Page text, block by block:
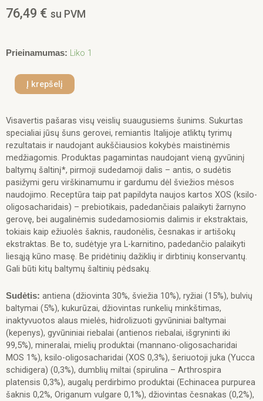
76,49 € su PVM
Prieinamumas: Liko 1
produkto
Monge
adult
(antiena,
ryžiai,
bulvės)
12kg
Į krepšelį
Visavertis pašaras visų veislių suaugusiems šunims. Sukurtas
specialiai jūsų šuns gerovei, remiantis Italijoje atliktų tyrimų
rezultatais ir naudojant aukščiausios kokybės maistinėmis
medžiagomis. Produktas pagamintas naudojant vieną gyvūninį
baltymų šaltinį*, pirmoji sudedamoji dalis – antis, o sudėtis
pasižymi geru virškinamumu ir gardumu dėl šviežios mėsos
naudojimo. Receptūra taip pat papildyta naujos kartos XOS (ksilo-
oligosacharidais) – prebiotikais, padedančiais palaikyti žarnyno
gerovę, bei augalinėmis sudedamosiomis dalimis ir ekstraktais,
tokiais kaip ežiuolės šaknis, raudonėlis, česnakas ir artišokų
ekstraktas. Be to, sudėtyje yra L-karnitino, padedančio palaikyti
liesąją kūno masę. Be pridėtinių dažiklių ir dirbtinių konservantų.
Gali būti kitų baltymų šaltinių pėdsakų.
Sudėtis: antiena (džiovinta 30%, šviežia 10%), ryžiai (15%), bulvių
baltymai (5%), kukurūzai, džiovintas runkelių minkštimas,
inaktyvuotos alaus mielės, hidrolizuoti gyvūniniai baltymai
(kepenys), gyvūniniai riebalai (antienos riebalai, išgryninti iki
99,5%), mineralai, mielių produktai (mannano-oligosacharidai
MOS 1%), ksilo-oligosacharidai (XOS 0,3%), šeriuotoji juka (Yucca
schidigera) (0,3%), dumblių miltai (spirulina – Arthrospira
platensis 0,3%), augalų perdirbimo produktai (Echinacea purpurea
šaknis 0,2%, Origanum vulgare 0,1%), džiovintas česnakas (0,2%),